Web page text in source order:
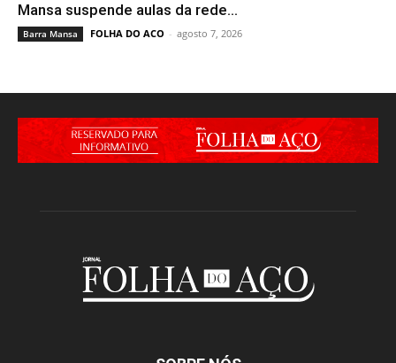
Mansa suspende aulas da rede...
Barra Mansa FOLHA DO ACO - agosto 7, 2026